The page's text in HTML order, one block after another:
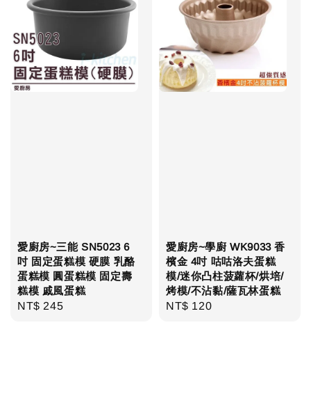
愛廚房~三能 SN5023 6
吋 固定蛋糕模 硬膜 乳酪
蛋糕模 圓蛋糕模 固定壽
糕模 戚風蛋糕
Regular
NT$ 245
愛廚房~學廚 WK9033 香
檳金 4吋 咕咕洛夫蛋糕
模/迷你凸柱菠蘿杯/烘培/
烤模/不沾黏/薩瓦林蛋糕
Regular
NT$ 120